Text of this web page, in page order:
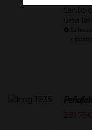
tanto
una
281.75€